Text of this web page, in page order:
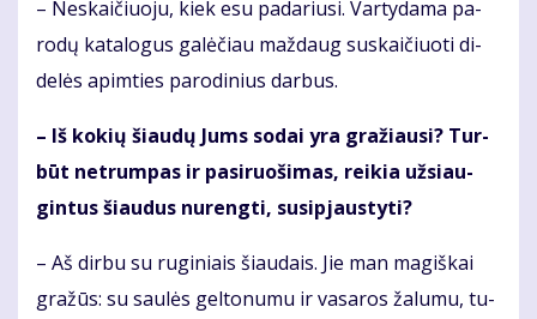
– Ne­skai­čiuo­ju, kiek esu pa­da­riu­si. Var­ty­da­ma pa­
ro­dų ka­ta­lo­gus ga­lė­čiau maž­daug su­skai­čiuo­ti di­
de­lės ap­im­ties pa­ro­di­nius dar­bus.
– Iš ko­kių šiau­dų Jums so­dai yra gra­žiau­si? Tur­
būt ne­trum­pas ir pa­si­ruo­ši­mas, rei­kia už­si­au­
gin­tus šiau­dus nu­reng­ti, su­si­pjaus­ty­ti?
– Aš dir­bu su ru­gi­niais šiau­dais. Jie man ma­giš­kai
gra­žūs: su sau­lės gel­to­nu­mu ir va­sa­ros ža­lu­mu, tu­